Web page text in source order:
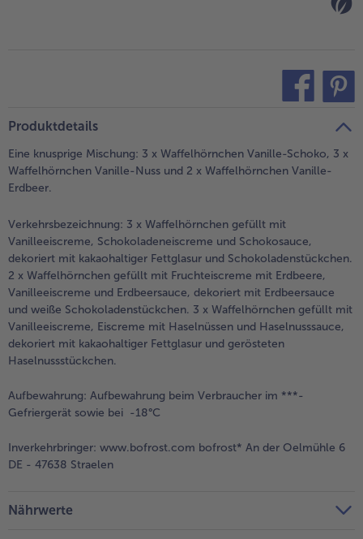
Produktdetails
Eine knusprige Mischung: 3 x Waffelhörnchen Vanille-Schoko, 3 x
Waffelhörnchen Vanille-Nuss und 2 x Waffelhörnchen Vanille-
Erdbeer.
Verkehrsbezeichnung: 3 x Waffelhörnchen gefüllt mit
Vanilleeiscreme, Schokoladeneiscreme und Schokosauce,
dekoriert mit kakaohaltiger Fettglasur und Schokoladenstückchen.
2 x Waffelhörnchen gefüllt mit Fruchteiscreme mit Erdbeere,
Vanilleeiscreme und Erdbeersauce, dekoriert mit Erdbeersauce
und weiße Schokoladenstückchen. 3 x Waffelhörnchen gefüllt mit
Vanilleeiscreme, Eiscreme mit Haselnüssen und Haselnusssauce,
dekoriert mit kakaohaltiger Fettglasur und gerösteten
Haselnussstückchen.
Aufbewahrung: Aufbewahrung beim Verbraucher im ***-
Gefriergerät sowie bei -18°C
Inverkehrbringer: www.bofrost.com bofrost* An der Oelmühle 6
DE - 47638 Straelen
Nährwerte